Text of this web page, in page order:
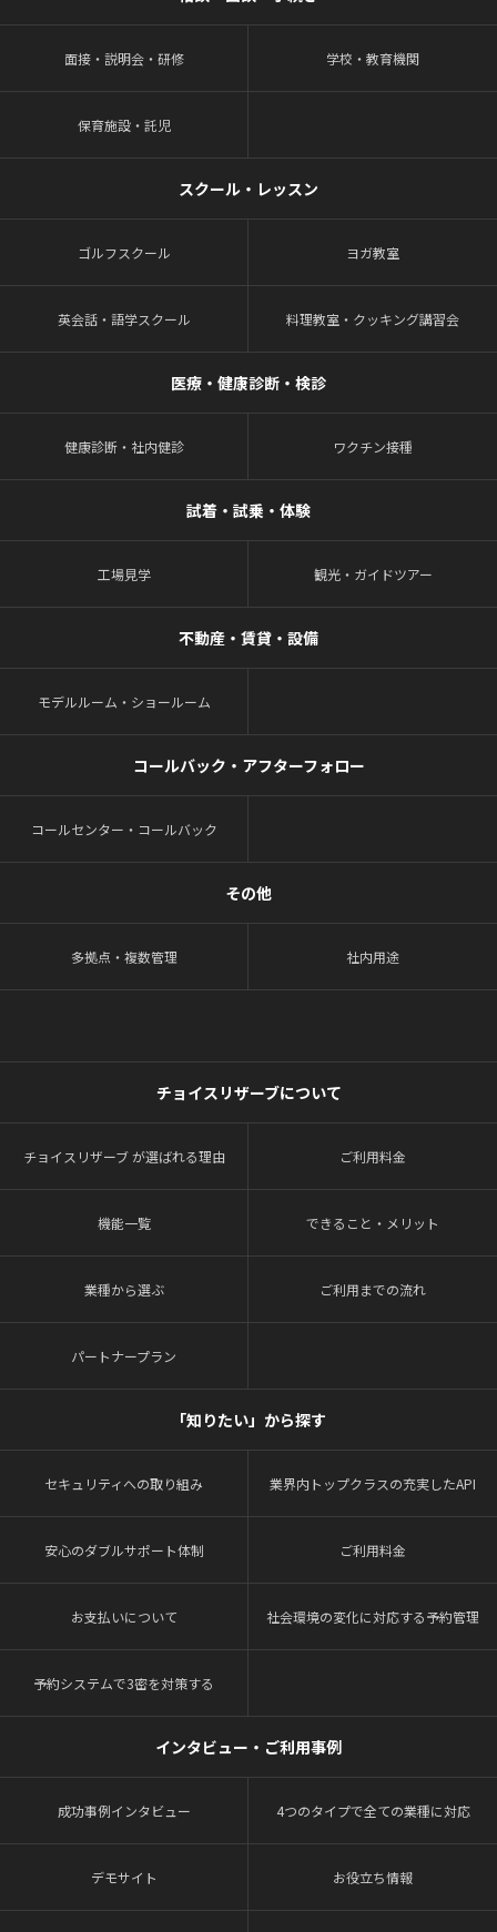
面接・説明会・研修 学校・教育機関
保育施設・託児
スクール・レッスン
ゴルフスクール ヨガ教室
英会話・語学スクール 料理教室・クッキング講習会
医療・健康診断・検診
健康診断・社内健診 ワクチン接種
試着・試乗・体験
工場見学 観光・ガイドツアー
不動産・賃貸・設備
モデルルーム・ショールーム
コールバック・アフターフォロー
コールセンター・コールバック
その他
多拠点・複数管理 社内用途
チョイスリザーブについて
チョイスリザーブ が選ばれる理由 ご利用料金
機能一覧 できること・メリット
業種から選ぶ ご利用までの流れ
パートナープラン
「知りたい」から探す
セキュリティへの取り組み 業界内トップクラスの充実したAPI
安心のダブルサポート体制 ご利用料金
お支払いについて 社会環境の変化に対応する予約管理
予約システムで3密を対策する
インタビュー・ご利用事例
成功事例インタビュー 4つのタイプで全ての業種に対応
デモサイト お役立ち情報